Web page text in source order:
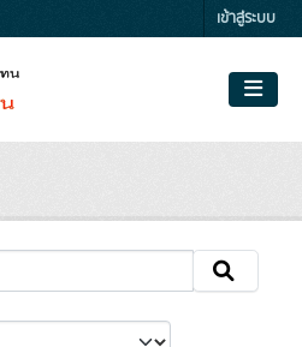
เข้าสู่ระบบ